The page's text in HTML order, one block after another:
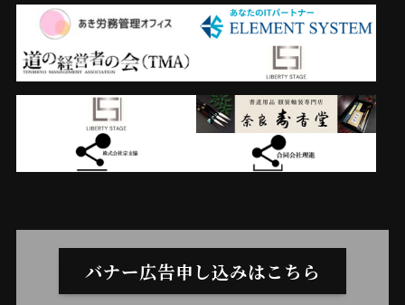
バナー広告申し込みはこちら